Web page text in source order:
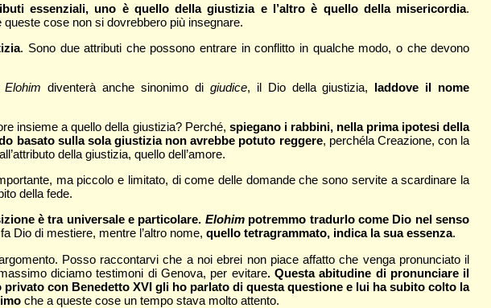
essenziali, uno è quello della giustizia e l’altro è quello della misericordia.
cose non si dovrebbero più insegnare.
. Sono due attributi che possono entrare in conflitto in qualche modo, o che devono
Elohim diventerà anche sinonimo di giudice, il Dio della giustizia, laddove il nome
insieme a quello della giustizia? Perché, spiegano i rabbini, nella prima ipotesi della
basato sulla sola giustizia non avrebbe potuto reggere, perchéla Creazione, con la
della giustizia, quello dell’amore.
ma piccolo e limitato, di come delle domande che sono servite a scardinare la
della fede.
è tra universale e particolare. Elohimpotremmo tradurlo come Dio nel senso
Dio di mestiere, mentre l’altro nome, quello tetragrammato, indica la sua essenza.
Posso raccontarvi che a noi ebrei non piace affatto che venga pronunciato il
diciamo testimoni di Genova, per evitare. Questa abitudine di pronunciare il
con Benedetto XVI gli ho parlato di questa questione e lui ha subito colto la
che a queste cose un tempo stava molto attento.